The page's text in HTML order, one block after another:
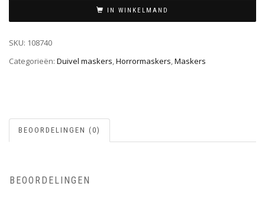
IN WINKELMAND
SKU: 108740
Categorieën: Duivel maskers,Horrormaskers,Maskers
BEOORDELINGEN (0)
BEOORDELINGEN